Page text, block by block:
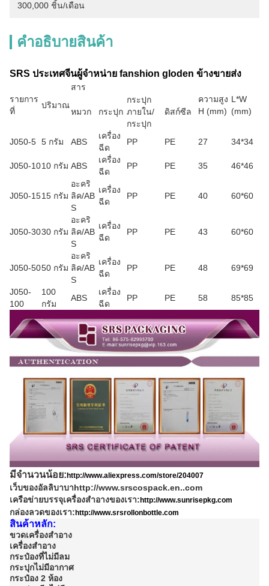
300,000 ชิ้น/เดือน
คําอธิบายสินค้า
SRS ประเทศจีนผู้จําหน่าย fanshion gloden ข้างขายส่ง
รายการ
ที่
ปริมาณ
สาร
ความสูง
H (mm)
L*W
(mm)
หมวก กระปุก
กระปุก
ภายใน/
กระปุก
ดิสก์ซีล
J050-5 5 กรัม ABS
เครื่อง
ฉีด
PP PE 27 34*34
J050-1010 กรัม ABS
เครื่อง
ฉีด
PP PE 35 46*46
J050-1515 กรัม
อะคริ
ลิค/AB
S
เครื่อง
ฉีด
PP PE 40 60*60
J050-3030 กรัม
อะคริ
ลิค/AB
S
เครื่อง
ฉีด
PP PE 43 60*60
J050-5050 กรัม
อะคริ
ลิค/AB
S
เครื่อง
ฉีด
PP PE 48 69*69
J050-
100
100
กรัม
ABS
เครื่อง
ฉีด
PP PE 58 85*85
มีจํานวนน้อย: http://www.aliexpress.com/store/204007
เว็บของอัลลิบาบาhttp://www.srscospack.en..com
เครือข่ายบรรจุเครื่องสําอางของเรา: http://www.sunrisepkg.com
กล่องลวดของเรา: http://www.srsrollonbottle.com
สินค้าหลัก:
ขวดเครื่องสําอาง
เครื่องสําอาง
กระป๋องที่ไม่มีลม
กระปุกไม่มีอากาศ
กระป๋อง 2 ห้อง